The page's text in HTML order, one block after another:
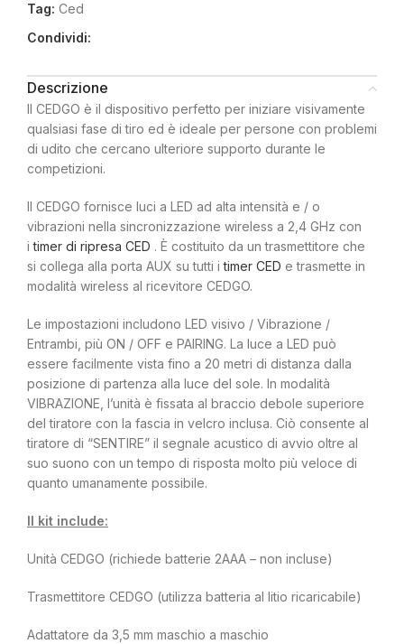
Tag: Ced
Condividi:
Descrizione
Il CEDGO è il dispositivo perfetto per iniziare visivamente
qualsiasi fase di tiro ed è ideale per persone con problemi
di udito che cercano ulteriore supporto durante le
competizioni.
Il CEDGO fornisce luci a LED ad alta intensità e / o
vibrazioni nella sincronizzazione wireless a 2,4 GHz con
itimer di ripresa CED . È costituito da un trasmettitore che
si collega alla porta AUX su tutti itimer CED e trasmette in
modalità wireless al ricevitore CEDGO.
Le impostazioni includono LED visivo / Vibrazione /
Entrambi, più ON / OFF e PAIRING. La luce a LED può
essere facilmente vista fino a 20 metri di distanza dalla
posizione di partenza alla luce del sole. In modalità
VIBRAZIONE, l’unità è fissata al braccio debole superiore
del tiratore con la fascia in velcro inclusa. Ciò consente al
tiratore di “SENTIRE” il segnale acustico di avvio oltre al
suo suono con un tempo di risposta molto più veloce di
quanto umanamente possibile.
Il kit include:
Unità CEDGO (richiede batterie 2AAA – non incluse)
Trasmettitore CEDGO (utilizza batteria al litio ricaricabile)
Adattatore da 3,5 mm maschio a maschio